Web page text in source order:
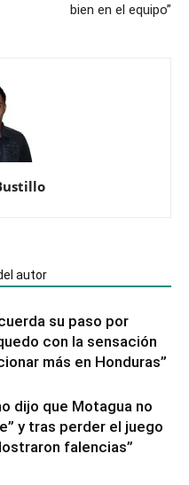
bien en el equipo”
autor
su paso por
con la sensación
más en Honduras”
dijo que Motagua no
y tras perder el juego
falencias”